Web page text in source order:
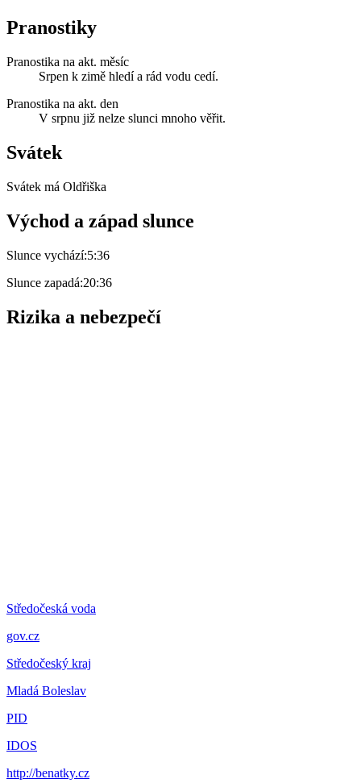
Pranostiky
Pranostika na akt. měsíc
Srpen k zimě hledí a rád vodu cedí.
Pranostika na akt. den
V srpnu již nelze slunci mnoho věřit.
Svátek
Svátek má Oldřiška
Východ a západ slunce
Slunce vychází:5:36
Slunce zapadá:20:36
Rizika a nebezpečí
Středočeská voda
gov.cz
Středočeský kraj
Mladá Boleslav
PID
IDOS
http://benatky.cz